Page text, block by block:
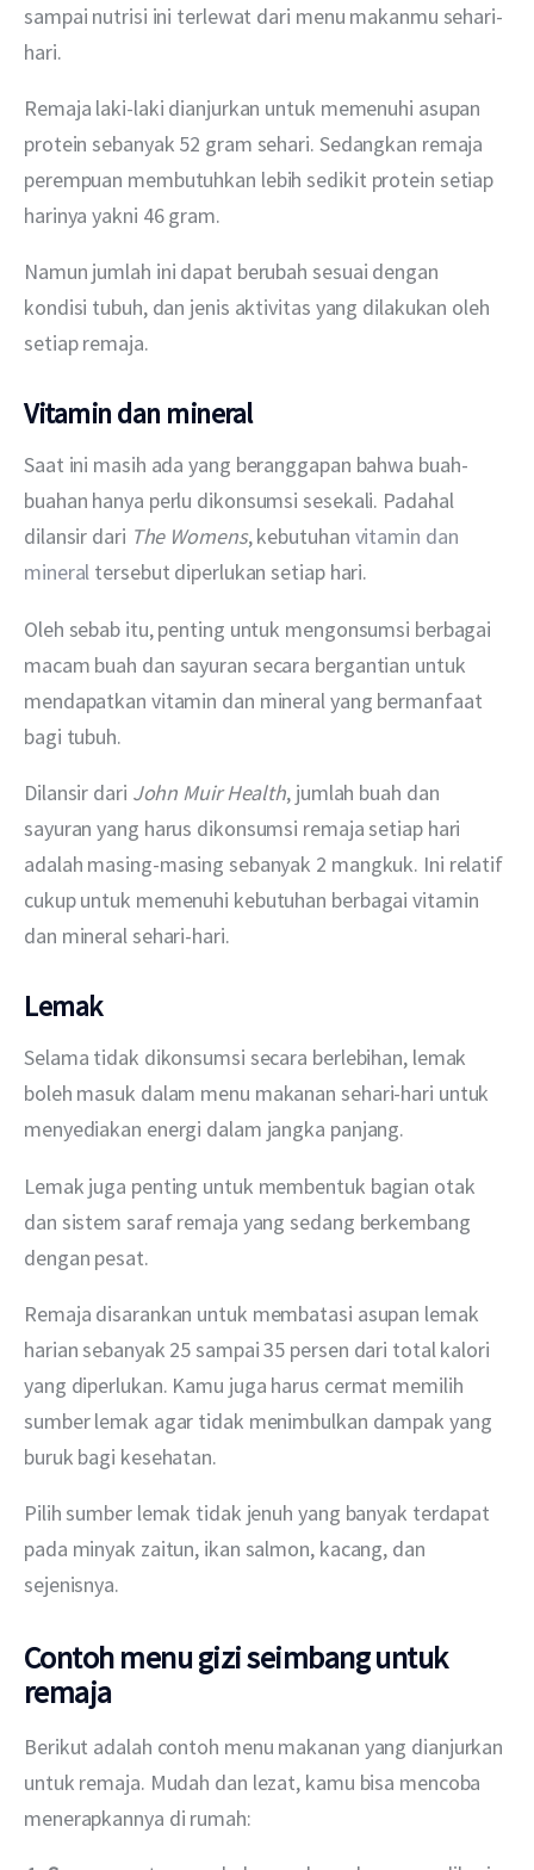
sampai nutrisi ini terlewat dari menu makanmu sehari-
hari.
Remaja laki-laki dianjurkan untuk memenuhi asupan
protein sebanyak 52 gram sehari. Sedangkan remaja
perempuan membutuhkan lebih sedikit protein setiap
harinya yakni 46 gram.
Namun jumlah ini dapat berubah sesuai dengan
kondisi tubuh, dan jenis aktivitas yang dilakukan oleh
setiap remaja.
Vitamin dan mineral
Saat ini masih ada yang beranggapan bahwa buah-
buahan hanya perlu dikonsumsi sesekali. Padahal
dilansir dari The Womens, kebutuhan vitamin dan
mineral tersebut diperlukan setiap hari.
Oleh sebab itu, penting untuk mengonsumsi berbagai
macam buah dan sayuran secara bergantian untuk
mendapatkan vitamin dan mineral yang bermanfaat
bagi tubuh.
Dilansir dari John Muir Health, jumlah buah dan
sayuran yang harus dikonsumsi remaja setiap hari
adalah masing-masing sebanyak 2 mangkuk. Ini relatif
cukup untuk memenuhi kebutuhan berbagai vitamin
dan mineral sehari-hari.
Lemak
Selama tidak dikonsumsi secara berlebihan, lemak
boleh masuk dalam menu makanan sehari-hari untuk
menyediakan energi dalam jangka panjang.
Lemak juga penting untuk membentuk bagian otak
dan sistem saraf remaja yang sedang berkembang
dengan pesat.
Remaja disarankan untuk membatasi asupan lemak
harian sebanyak 25 sampai 35 persen dari total kalori
yang diperlukan. Kamu juga harus cermat memilih
sumber lemak agar tidak menimbulkan dampak yang
buruk bagi kesehatan.
Pilih sumber lemak tidak jenuh yang banyak terdapat
pada minyak zaitun, ikan salmon, kacang, dan
sejenisnya.
Contoh menu gizi seimbang untuk
remaja
Berikut adalah contoh menu makanan yang dianjurkan
untuk remaja. Mudah dan lezat, kamu bisa mencoba
menerapkannya di rumah: